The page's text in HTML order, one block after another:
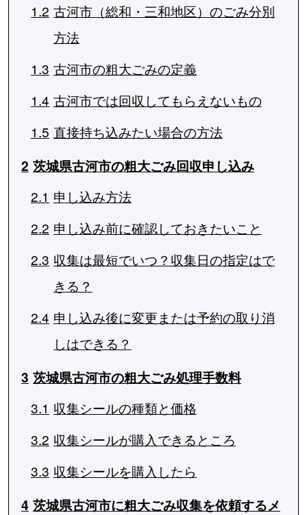
1.2 古河市（総和・三和地区）のごみ分別
方法
1.3 古河市の粗大ごみの定義
1.4 古河市では回収してもらえないもの
1.5 直接持ち込みたい場合の方法
2 茨城県古河市の粗大ごみ回収申し込み
2.1 申し込み方法
2.2 申し込み前に確認しておきたいこと
2.3 収集は最短でいつ？収集日の指定はで
きる？
2.4 申し込み後に変更または予約の取り消
しはできる？
3 茨城県古河市の粗大ごみ処理手数料
3.1 収集シールの種類と価格
3.2 収集シールが購入できるところ
3.3 収集シールを購入したら
4 茨城県古河市に粗大ごみ収集を依頼するメ